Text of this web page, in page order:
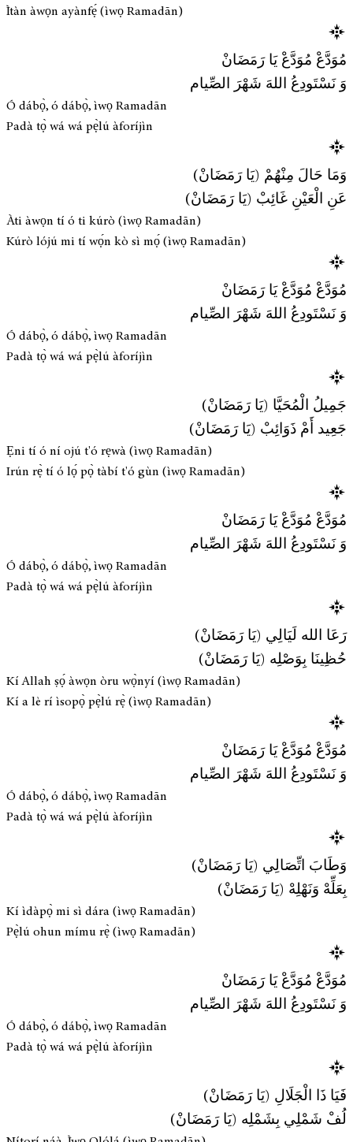
Ìtàn àwọn ayànfẹ́ (ìwọ Ramadān)
مُوَدَّعْ مُوَدَّعْ يَا رَمَضَانْ
وَ نَسْتَودِعُ اللهَ شَهْرَ الصِّيام
Ó dábọ̀, ó dábọ̀, ìwọ Ramadān
Padà tọ̀ wá wá pẹ̀lú àforíjìn
وَمَا حَالَ مِنْهُمْ (يَا رَمَضَانْ)
عَنِ الْعَيْنِ غَائِبْ (يَا رَمَضَانْ)
Àti àwọn tí ó ti kúrò (ìwọ Ramadān)
Kúrò lójú mi tí wọ́n kò sì mọ́ (ìwọ Ramadān)
مُوَدَّعْ مُوَدَّعْ يَا رَمَضَانْ
وَ نَسْتَودِعُ اللهَ شَهْرَ الصِّيام
Ó dábọ̀, ó dábọ̀, ìwọ Ramadān
Padà tọ̀ wá wá pẹ̀lú àforíjìn
جَمِيلُ الْمُحَيَّا (يَا رَمَضَانْ)
جَعِيد أَمْ ذَوَائِبْ (يَا رَمَضَانْ)
Ẹni tí ó ní ojú t'ó rẹwà (ìwọ Ramadān)
Irún rẹ̀ tí ó lọ́ pọ̀ tàbí t'ó gùn (ìwọ Ramadān)
مُوَدَّعْ مُوَدَّعْ يَا رَمَضَانْ
وَ نَسْتَودِعُ اللهَ شَهْرَ الصِّيام
Ó dábọ̀, ó dábọ̀, ìwọ Ramadān
Padà tọ̀ wá wá pẹ̀lú àforíjìn
رَعَا الله لَيَالِي (يَا رَمَضَانْ)
حُظِينَا بِوَصْلِه (يَا رَمَضَانْ)
Kí Allah ṣọ́ àwọn òru wọ̀nyí (ìwọ Ramadān)
Kí a lè rí ìsopọ̀ pẹ̀lú rẹ̀ (ìwọ Ramadān)
مُوَدَّعْ مُوَدَّعْ يَا رَمَضَانْ
وَ نَسْتَودِعُ اللهَ شَهْرَ الصِّيام
Ó dábọ̀, ó dábọ̀, ìwọ Ramadān
Padà tọ̀ wá wá pẹ̀lú àforíjìn
وَطَابَ اتِّصَالِي (يَا رَمَضَانْ)
بِعَلِّهْ وَنَهْلِهْ (يَا رَمَضَانْ)
Kí ìdàpọ̀ mi sì dára (ìwọ Ramadān)
Pẹ̀lú ohun mímu rẹ̀ (ìwọ Ramadān)
مُوَدَّعْ مُوَدَّعْ يَا رَمَضَانْ
وَ نَسْتَودِعُ اللهَ شَهْرَ الصِّيام
Ó dábọ̀, ó dábọ̀, ìwọ Ramadān
Padà tọ̀ wá wá pẹ̀lú àforíjìn
فَيَا ذَا الْجَلَالِ (يَا رَمَضَانْ)
لُفْ شَمْلِي بِشَمْلِه (يَا رَمَضَانْ)